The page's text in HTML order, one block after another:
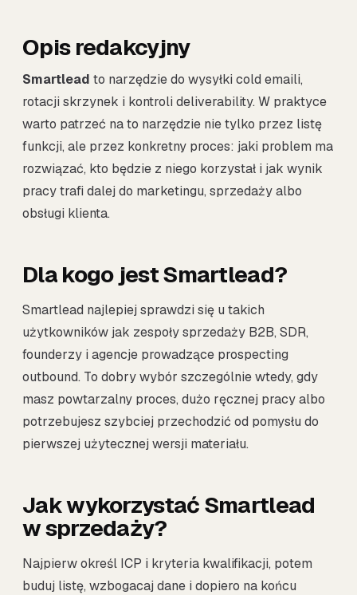
Opis redakcyjny
Smartlead to narzędzie do wysyłki cold emaili,
rotacji skrzynek i kontroli deliverability. W praktyce
warto patrzeć na to narzędzie nie tylko przez listę
funkcji, ale przez konkretny proces: jaki problem ma
rozwiązać, kto będzie z niego korzystał i jak wynik
pracy trafi dalej do marketingu, sprzedaży albo
obsługi klienta.
Dla kogo jest Smartlead?
Smartlead najlepiej sprawdzi się u takich
użytkowników jak zespoły sprzedaży B2B, SDR,
founderzy i agencje prowadzące prospecting
outbound. To dobry wybór szczególnie wtedy, gdy
masz powtarzalny proces, dużo ręcznej pracy albo
potrzebujesz szybciej przechodzić od pomysłu do
pierwszej użytecznej wersji materiału.
Jak wykorzystać Smartlead
w sprzedaży?
Najpierw określ ICP i kryteria kwalifikacji, potem
buduj listę, wzbogacaj dane i dopiero na końcu